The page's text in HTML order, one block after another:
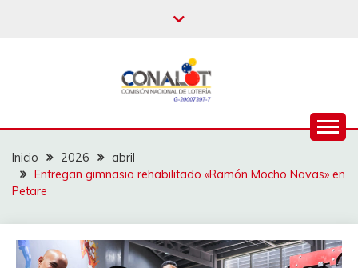
Inicio 2026
abril
Entregan gimnasio rehabilitado «Ramón Mocho Navas» en
Petare